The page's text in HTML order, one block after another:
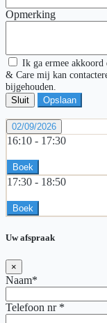
Opmerking
Ik ga ermee akkoord
& Care mij kan
bijgehouden.
Sluit Opslaan
02/09/2026
16:10 - 17:30
Boek
17:30 - 18:50
Boek
Uw afspraak
×
Naam*
Telefoon nr *